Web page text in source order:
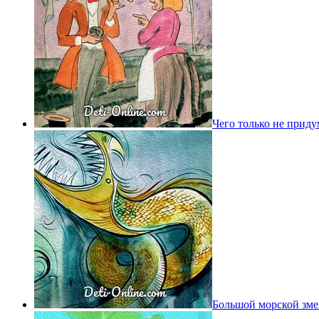
Чего только не
Большой морской